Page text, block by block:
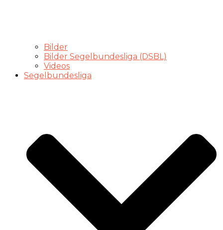
Bilder
Bilder Segelbundesliga (DSBL)
Videos
Segelbundesliga